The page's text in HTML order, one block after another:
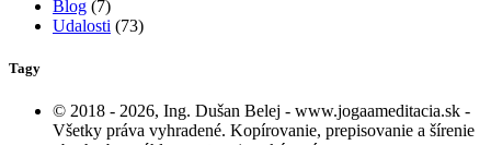
Blog (7)
Udalosti (73)
Tagy
© 2018 - 2026, Ing. Dušan Belej - www.jogaameditacia.sk -
Všetky práva vyhradené. Kopírovanie, prepisovanie a šírenie